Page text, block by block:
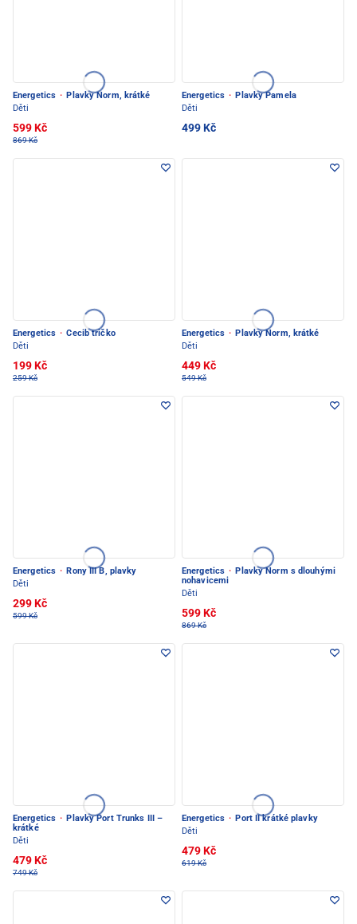
Energetics · Plavky Norm, krátké
Děti
599 Kč
869 Kč
Energetics · Plavky Pamela
Děti
499 Kč
Energetics · Cecib tričko
Děti
199 Kč
259 Kč
Energetics · Plavky Norm, krátké
Děti
449 Kč
549 Kč
Energetics · Rony III B, plavky
Děti
299 Kč
599 Kč
Energetics · Plavky Norm s dlouhými
nohavicemi
Děti
599 Kč
869 Kč
Energetics · Plavky Port Trunks III –
krátké
Děti
479 Kč
749 Kč
Energetics · Port II krátké plavky
Děti
479 Kč
619 Kč